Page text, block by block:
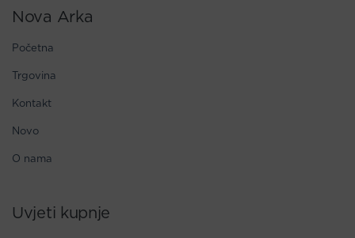
Nova Arka
Početna
Trgovina
Kontakt
Novo
O nama
Uvjeti kupnje